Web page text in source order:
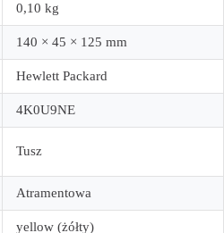
0,10 kg
140 × 45 × 125 mm
Hewlett Packard
4K0U9NE
Tusz
Atramentowa
yellow (żółty)